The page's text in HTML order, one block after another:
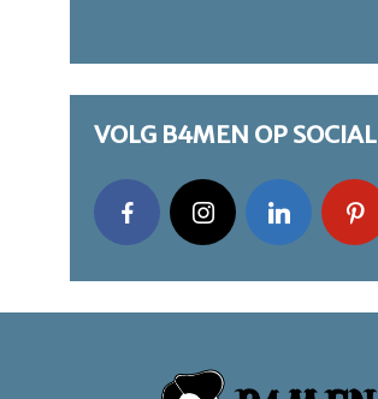
VOLG B4MEN OP SOCIAL